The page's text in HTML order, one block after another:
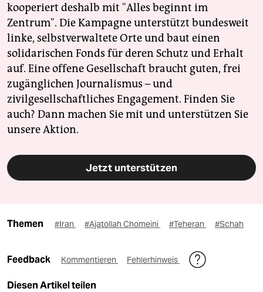
kooperiert deshalb mit "Alles beginnt im
Zentrum". Die Kampagne unterstützt bundesweit
linke, selbstverwaltete Orte und baut einen
solidarischen Fonds für deren Schutz und Erhalt
auf. Eine offene Gesellschaft braucht guten, frei
zugänglichen Journalismus – und
zivilgesellschaftliches Engagement. Finden Sie
auch? Dann machen Sie mit und unterstützen Sie
unsere Aktion.
Jetzt unterstützen
Themen #Iran #Ajatollah Chomeini #Teheran #Schah
Feedback Kommentieren Fehlerhinweis
Diesen Artikel teilen